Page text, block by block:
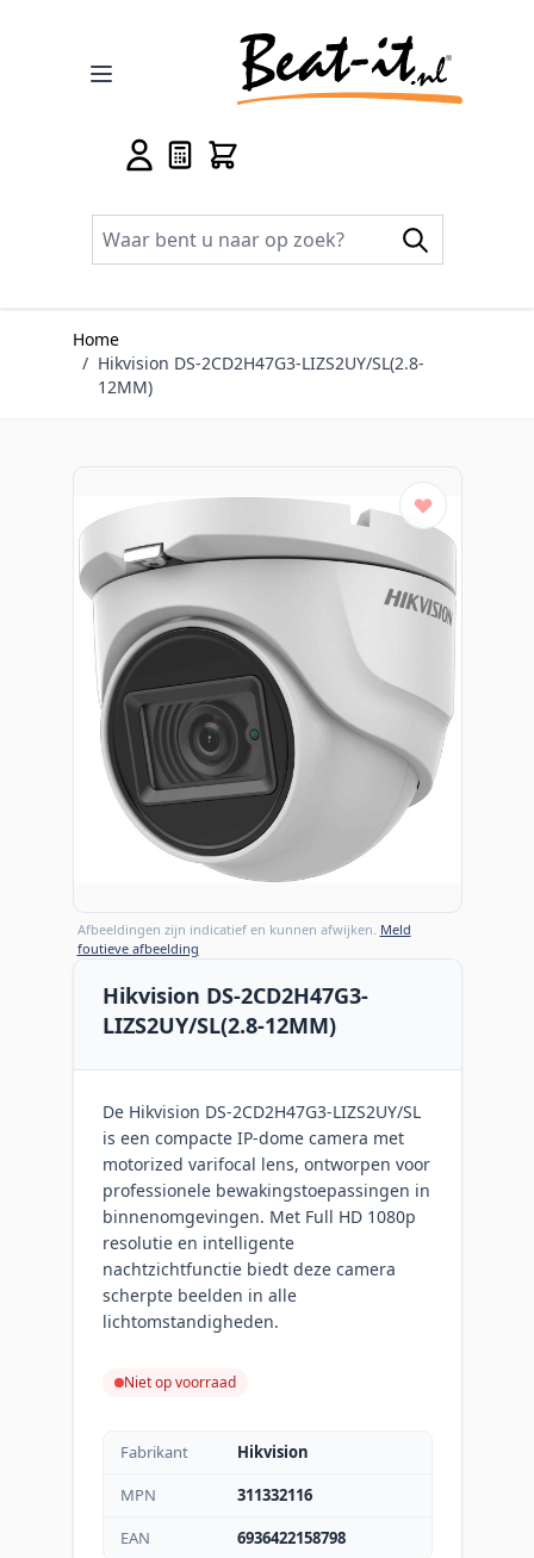
Home
/ Hikvision DS-2CD2H47G3-LIZS2UY/SL(2.8-
12MM)
Afbeeldingen zijn indicatief en kunnen afwijken. Meld
foutieve afbeelding
Hikvision DS-2CD2H47G3-
LIZS2UY/SL(2.8-12MM)
De Hikvision DS-2CD2H47G3-LIZS2UY/SL
is een compacte IP-dome camera met
motorized varifocal lens, ontworpen voor
professionele bewakingstoepassingen in
binnenomgevingen. Met Full HD 1080p
resolutie en intelligente
nachtzichtfunctie biedt deze camera
scherpte beelden in alle
lichtomstandigheden.
Niet op voorraad
Fabrikant
Hikvision
MPN
311332116
EAN
6936422158798